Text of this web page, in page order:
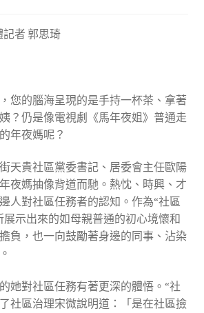
者 郭思琦
您的腦海呈現的是手持一杯茶、拿著
？仍是像電視劇《馬年夜姐》普通走
年夜媽呢？
天貴社區黨委書記、居委會主任歐陽
夜媽抽像背道而馳。熱忱、時興、才
人對社區任務者的認知。作為“社區
展示出來的如母親普通的初心境懷和
負，也一向鼓勵著身邊的同事、沾染
她對社區任務有著更深的體悟。“社
社區治理宋微說明道：「是在社區撿